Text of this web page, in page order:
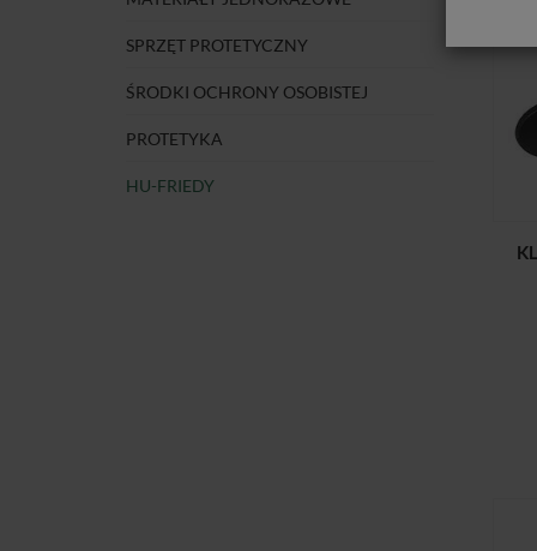
SPRZĘT PROTETYCZNY
ŚRODKI OCHRONY OSOBISTEJ
PROTETYKA
HU-FRIEDY